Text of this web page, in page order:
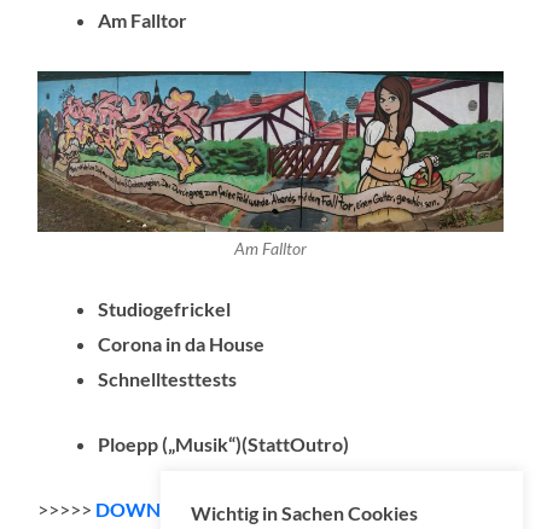
Am Falltor
Am Falltor
Studiogefrickel
Corona in da House
Schnelltesttests
Ploepp („Musik“)(StattOutro)
>>>>> DOWNLOAD Konserve 076
Wichtig in Sachen Cookies